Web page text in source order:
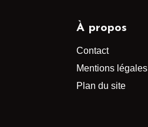
À propos
Contact
Mentions légales
Plan du site